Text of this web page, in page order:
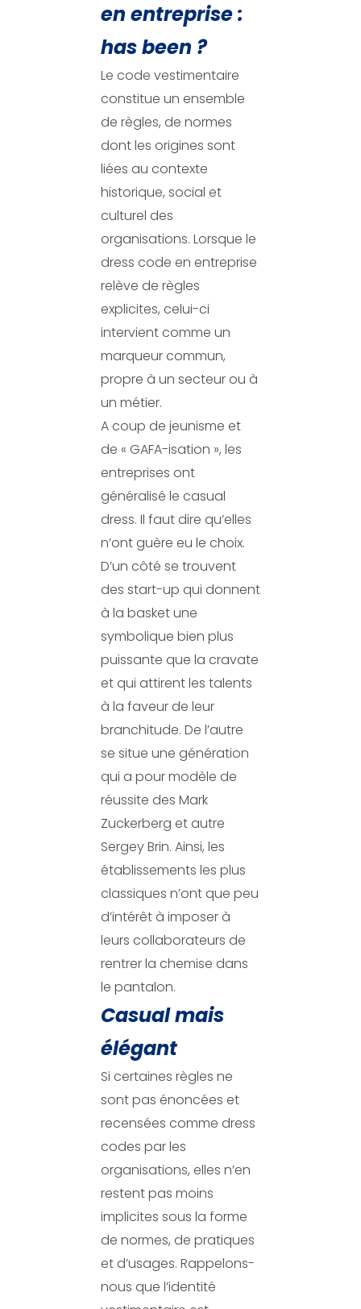
en entreprise :
has been ?
Le code vestimentaire
constitue un ensemble
de règles, de normes
dont les origines sont
liées au contexte
historique, social et
culturel des
organisations. Lorsque le
dress code en entreprise
relève de règles
explicites, celui-ci
intervient comme un
marqueur commun,
propre à un secteur ou à
un métier.
A coup de jeunisme et
de « GAFA-isation », les
entreprises ont
généralisé le casual
dress. Il faut dire qu’elles
n’ont guère eu le choix.
D’un côté se trouvent
des start-up qui donnent
à la basket une
symbolique bien plus
puissante que la cravate
et qui attirent les talents
à la faveur de leur
branchitude. De l’autre
se situe une génération
qui a pour modèle de
réussite des Mark
Zuckerberg et autre
Sergey Brin. Ainsi, les
établissements les plus
classiques n’ont que peu
d’intérêt à imposer à
leurs collaborateurs de
rentrer la chemise dans
le pantalon.
Casual mais
élégant
Si certaines règles ne
sont pas énoncées et
recensées comme dress
codes par les
organisations, elles n’en
restent pas moins
implicites sous la forme
de normes, de pratiques
et d’usages. Rappelons-
nous que l’identité